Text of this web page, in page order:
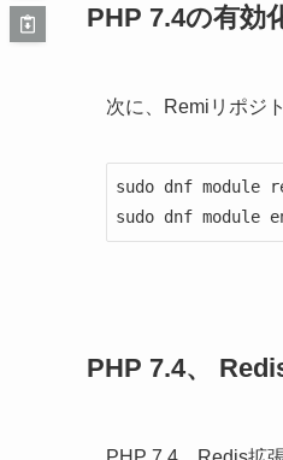
PHP 7.4の有効
次に、Remiリポジ
sudo dnf module
sudo dnf module
PHP 7.4、